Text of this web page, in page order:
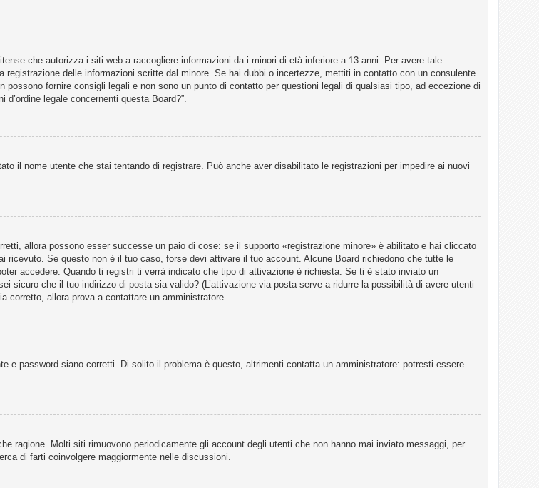
che autorizza i siti web a raccogliere informazioni da i minori di età inferiore a 13 anni. Per avere tale
delle informazioni scritte dal minore. Se hai dubbi o incertezze, mettiti in contatto con un consulente
fornire consigli legali e non sono un punto di contatto per questioni legali di qualsiasi tipo, ad eccezione di
legale concernenti questa Board?”.
il nome utente che stai tentando di registrare. Può anche aver disabilitato le registrazioni per impedire ai nuovi
allora possono esser successe un paio di cose: se il supporto «registrazione minore» è abilitato e hai cliccato
ricevuto. Se questo non è il tuo caso, forse devi attivare il tuo account. Alcune Board richiedono che tutte le
accedere. Quando ti registri ti verrà indicato che tipo di attivazione è richiesta. Se ti è stato inviato un
sicuro che il tuo indirizzo di posta sia valido? (L’attivazione via posta serve a ridurre la possibilità di avere utenti
corretto, allora prova a contattare un amministratore.
e password siano corretti. Di solito il problema è questo, altrimenti contatta un amministratore: potresti essere
ragione. Molti siti rimuovono periodicamente gli account degli utenti che non hanno mai inviato messaggi, per
di farti coinvolgere maggiormente nelle discussioni.